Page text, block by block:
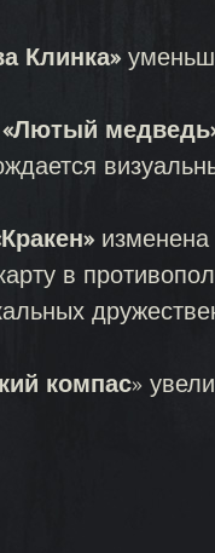
Клинка»
«Лютый
изменена
в
компас»